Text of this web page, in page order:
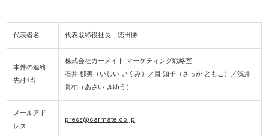
代表者名 代表取締役社長 徳田勝
本件の連絡
先/担当
株式会社カーメイト マーケティング戦略室
石井 郁美（いしい いくみ）／目 知子（さっか ともこ）／浅井
貴柚（あさい きゆう）
メールアド
レス
press@carmate.co.jp